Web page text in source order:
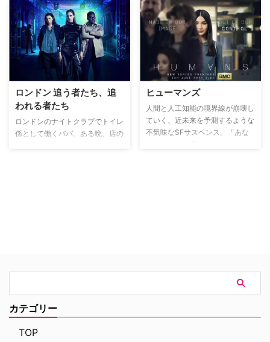
ロンドン 追う者たち、追
われる者たち
ロンドンのナイトクラブでトイレ
係として働くババ。ある晩、店の
ヒューマンズ
人間と人工知能の境界線が崩壊し
ていく、近未来を予測するような
不気味なSFサスペンス。「あな
カテゴリー
TOP